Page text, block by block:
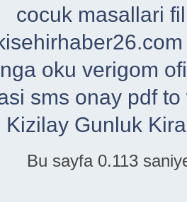
cocuk masallari
oku verigom
sms onay pdf
Kizilay Gunluk
Bu sayfa 0.113